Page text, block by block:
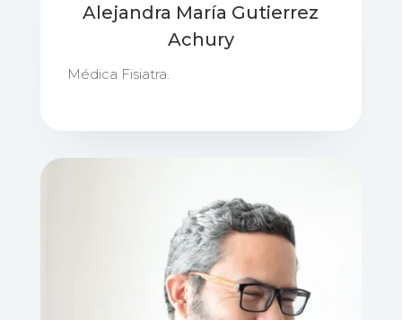
Alejandra María Gutierrez
Achury
Médica Fisiatra.